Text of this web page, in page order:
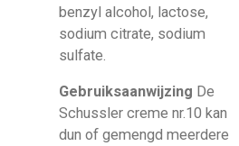
benzyl alcohol, lactose,
sodium citrate, sodium
sulfate.
Gebruiksaanwijzing De
Schussler creme nr.10 kan
dun of gemengd meerdere